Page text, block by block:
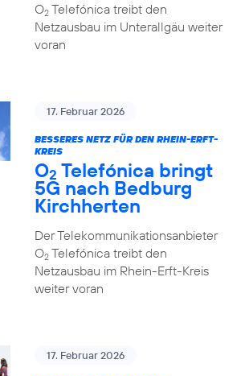
O2Telefónica treibt den
Netzausbau im Unterallgäu weiter
voran
17. Februar 2026
BESSERES NETZ FÜR DEN RHEIN-ERFT-
KREIS
O2 Telefónica bringt
5G nach Bedburg
Kirchherten
Der Telekommunikationsanbieter
O2Telefónica treibt den
Netzausbau im Rhein-Erft-Kreis
weiter voran
17. Februar 2026